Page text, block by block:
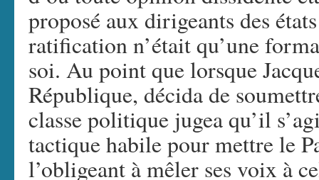
proposé aux dirigeants des
ratification n’était qu’une
soi. Au point que lorsque
République, décida de
classe politique jugea qu’il
tactique habile pour mettre le
l’obligeant à mêler ses voix à